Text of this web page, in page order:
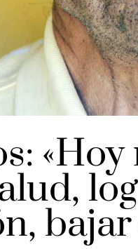
bajar